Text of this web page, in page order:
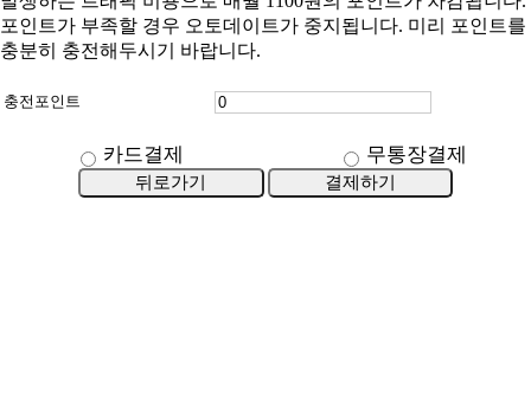
포인트가 부족할 경우 오토데이트가 중지됩니다. 미리 포인트를
충분히 충전해두시기 바랍니다.
충전포인트
카드결제 무통장결제
뒤로가기 결제하기